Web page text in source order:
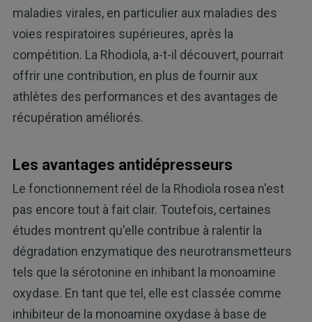
maladies virales, en particulier aux maladies des
voies respiratoires supérieures, après la
compétition. La Rhodiola, a-t-il découvert, pourrait
offrir une contribution, en plus de fournir aux
athlètes des performances et des avantages de
récupération améliorés.
Les avantages antidépresseurs
Le fonctionnement réel de la Rhodiola rosea n'est
pas encore tout à fait clair. Toutefois, certaines
études montrent qu'elle contribue à ralentir la
dégradation enzymatique des neurotransmetteurs
tels que la sérotonine en inhibant la monoamine
oxydase. En tant que tel, elle est classée comme
inhibiteur de la monoamine oxydase à base de